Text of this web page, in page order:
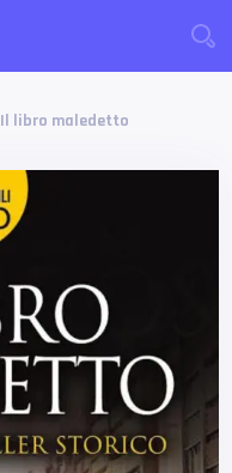
Il libro maledetto